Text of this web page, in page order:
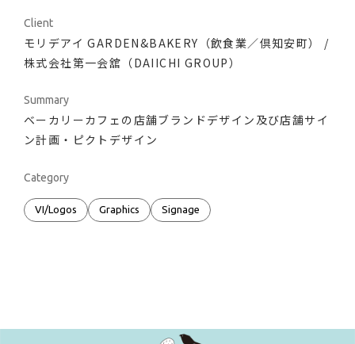
Client
モリデアイ GARDEN&BAKERY（飲食業／倶知安町） /
株式会社第一会舘（DAIICHI GROUP）
Summary
ベーカリーカフェの店舗ブランドデザイン及び店舗サイ
ン計画・ピクトデザイン
Category
VI/Logos Graphics Signage